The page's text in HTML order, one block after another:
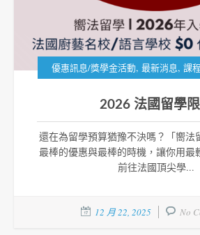
優惠訊息/獎學金活動, 最新消息, 課
2026 法國留學
還在為留學預算猶豫不決嗎？「嚮法
最棒的優惠與最棒的時機，讓你用最
前往法國頂尖學...
12 月 22, 2025 No